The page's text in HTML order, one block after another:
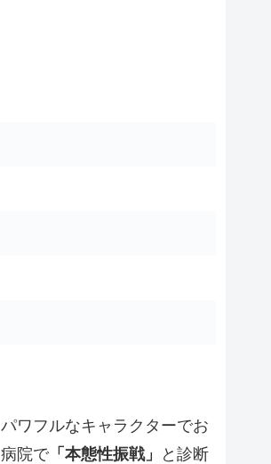
ワフルなキャラクターでお
院で「本態性振戦」
と診断